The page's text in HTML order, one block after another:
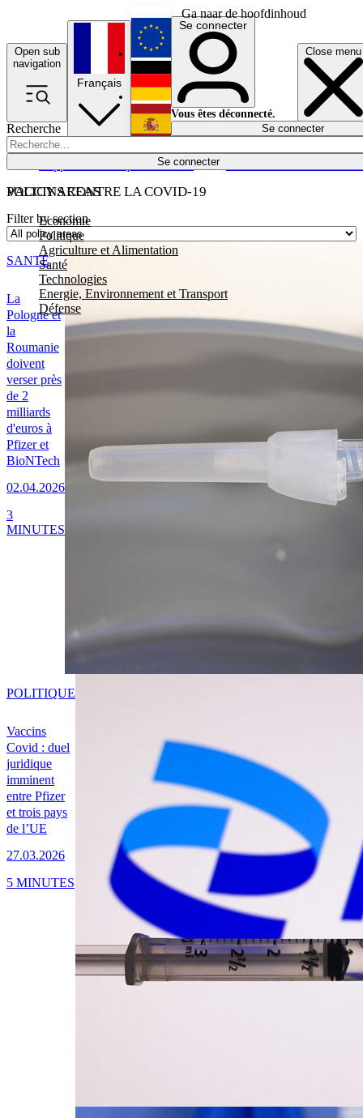
Ga naar de hoofdinhoud
Open sub
navigation
Close menu
Recherche
Se connecter
POLICY AREAS
Economie
Politique
Agriculture et Alimentation
Santé
Technologies
Energie, Environnement et Transport
Défense
Économie
Français
English
Deutsch
Español
Se connecter
Vous êtes déconnecté.
Se connecter
VACCINS CONTRE LA COVID-19
Filter by section
La
Pologne et
la
Roumanie
doivent
verser près
de 2
milliards
d'euros à
Pfizer et
BioNTech
02.04.2026
SANTÉ
3
MINUTES
Vaccins
Covid : duel
juridique
imminent
entre Pfizer
et trois pays
de l’UE
27.03.2026
POLITIQUE
5 MINUTES